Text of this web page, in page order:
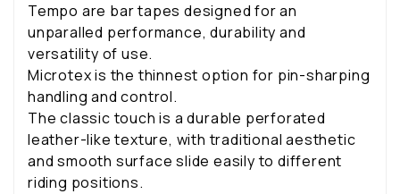
Tempo are bar tapes designed for an
unparalled performance, durability and
versatility of use.
Microtex is the thinnest option for pin-sharping
handling and control.
The classic touch is a durable perforated
leather-like texture, with traditional aesthetic
and smooth surface slide easily to different
riding positions.